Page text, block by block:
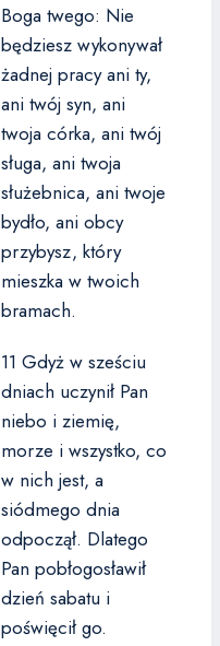
Boga twego: Nie
będziesz wykonywał
żadnej pracy ani ty,
ani twój syn, ani
twoja córka, ani twój
sługa, ani twoja
służebnica, ani twoje
bydło, ani obcy
przybysz, który
mieszka w twoich
bramach.
11 Gdyż w sześciu
dniach uczynił Pan
niebo i ziemię,
morze i wszystko, co
w nich jest, a
siódmego dnia
odpoczął. Dlatego
Pan pobłogosławił
dzień sabatu i
poświęcił go.